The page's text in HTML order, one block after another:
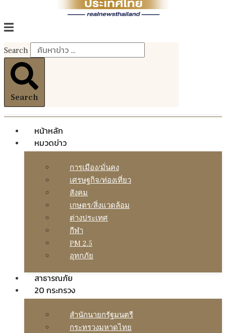
Search
Search
หน้าหลัก
หมวดข่าว
การเมือง/มั่นคง
เศรษฐกิจ/ท่องเที่ยว
สังคม
เกษตร/สิ่งแวดล้อม
ต่างประเทศ
กีฬา
PM 2.5
อุทกภัย
สาธารณภัย
20 กระทรวง
สํานักนายกรัฐมนตรี
กระทรวงมหาดไทย